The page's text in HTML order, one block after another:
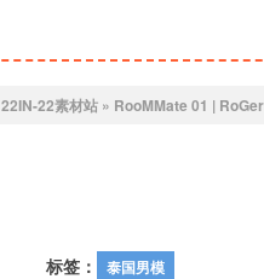
22IN-22素材站 » RooMMate 01 |
标签： 泰国男模